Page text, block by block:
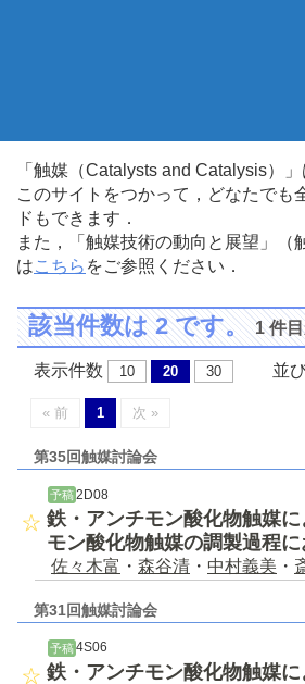
「触媒（Catalysts and Catalysis）
このサイトをつかって，どなたで
ドもできます．
また，「触媒技術の動向と展望」
はこちら をご参照ください．
該当件数は 2 です。1 件
表示件数 10 20 30 並び
« 前 1 次 »
第35回触媒討論会
予稿 2D08
鉄・アンチモン酸化物触媒
モン酸化物触媒の調製過程
佐々木富 ・ 森谷清 ・ 中村義美 ・
第31回触媒討論会
予稿 4S06
鉄・アンチモン酸化物触媒